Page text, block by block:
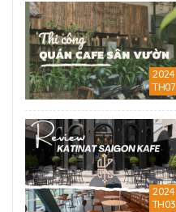
2024
TH07
2024
TH03